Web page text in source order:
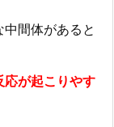
間体があると
応が起こりやす